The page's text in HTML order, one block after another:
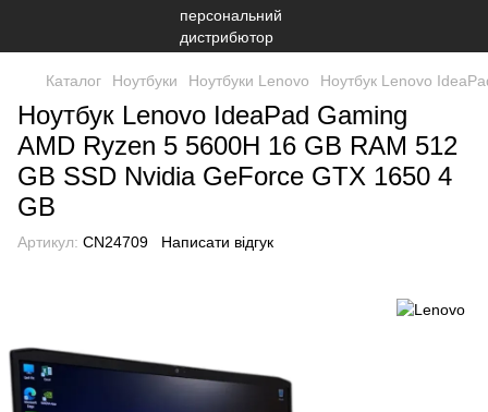
Каталог Ноутбуки Ноутбуки Lenovo Ноутбук Lenovo
Ноутбук Lenovo IdeaPad Gaming
AMD Ryzen 5 5600H 16 GB RAM 512
GB SSD Nvidia GeForce GTX 1650 4
GB
Артикул: CN24709 Написати відгук